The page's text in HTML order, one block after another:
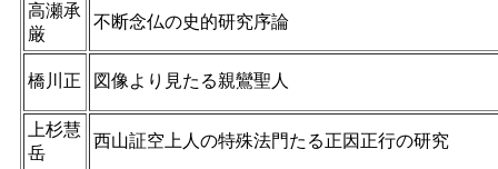
高瀬承
厳
不断念仏の史的研究序論
橋川正 図像より見たる親鸞聖人
上杉慧
岳
西山証空上人の特殊法門たる正因正行の研究